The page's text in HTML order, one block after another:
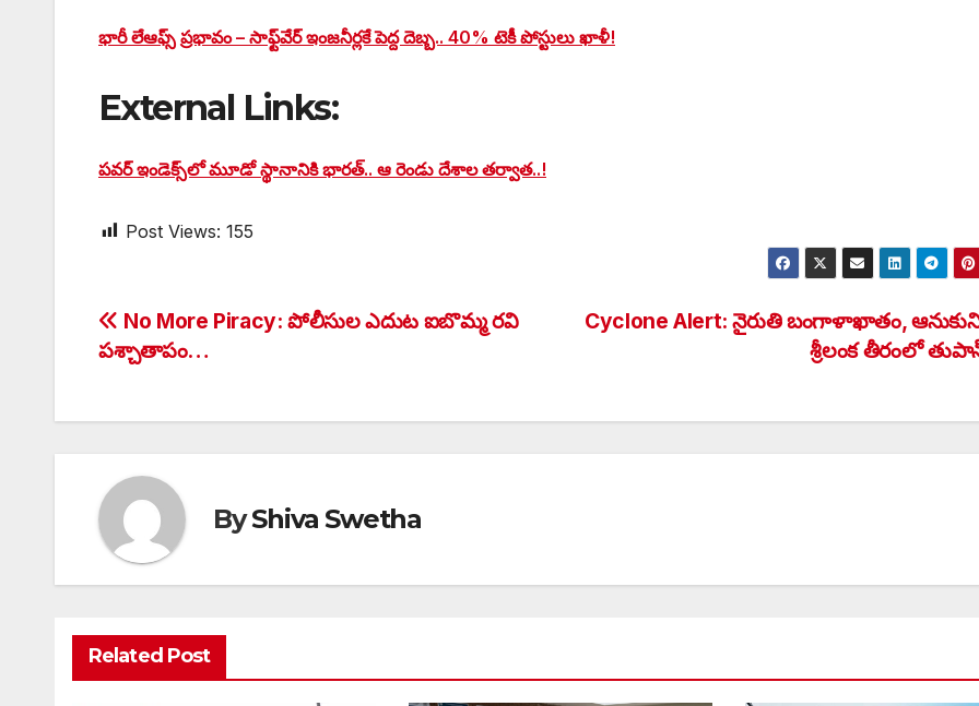
భారీ లేఆఫ్స్‌ ప్రభావం – సాఫ్ట్‌వేర్ ఇంజనీర్లకే పెద్ద దెబ్బ.. 40% టెకీ పోస్టులు ఖాళీ!
External Links:
పవర్ ఇండెక్స్‌లో మూడో స్థానానికి భారత్‌.. ఆ రెండు దేశాల తర్వాత..!
Post Views: 155
Post
navigation
Cyclone Alert: నైరుతి బంగాళాఖాతం,
శ్రీలంక తీరంలో
No More Piracy: పోలీసుల ఎదుట ఐబొమ్మ రవి
పశ్చాతాపం…
ByShiva Swetha
Related Post